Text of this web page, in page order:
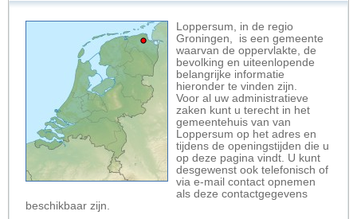
Loppersum, in de regio
Groningen, is een gemeente
waarvan de oppervlakte, de
bevolking en uiteenlopende
belangrijke informatie
hieronder te vinden zijn.
Voor al uw administratieve
zaken kunt u terecht in het
gemeentehuis van van
Loppersum op het adres en
tijdens de openingstijden die u
op deze pagina vindt. U kunt
desgewenst ook telefonisch of
via e-mail contact opnemen
als deze contactgegevens
beschikbaar zijn.